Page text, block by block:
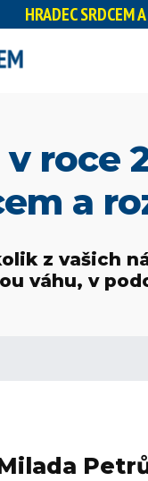
HRADEC SRDCEM
roce
a
z vašich
váhu, v